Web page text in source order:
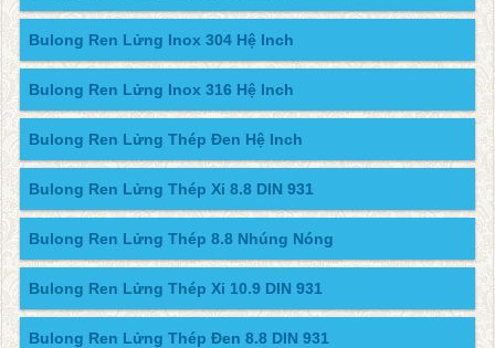
Bulong Ren Lửng Inox 304 Hệ Inch
Bulong Ren Lửng Inox 316 Hệ Inch
Bulong Ren Lửng Thép Đen Hệ Inch
Bulong Ren Lửng Thép Xi 8.8 DIN 931
Bulong Ren Lửng Thép 8.8 Nhúng Nóng
Bulong Ren Lửng Thép Xi 10.9 DIN 931
Bulong Ren Lửng Thép Đen 8.8 DIN 931